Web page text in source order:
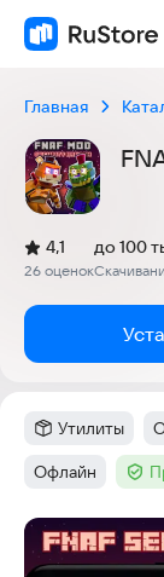
Главная
Рейтинг:
4,1
(
26 оценок
) до 100
Категория:
Утилиты
Тег:
Офлайн Тег :